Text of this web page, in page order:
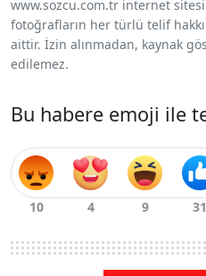
www.sozcu.com.tr internet
fotoğrafların her türlü telif
aittir. İzin alınmadan, kaynak
edilemez.
Bu habere emoji ile